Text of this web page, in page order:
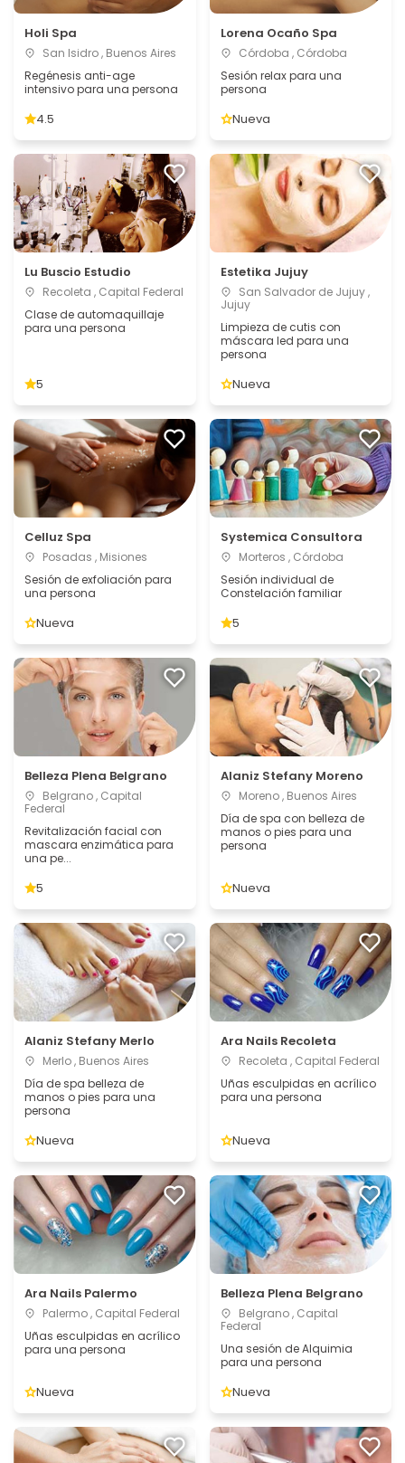
Holi Spa
San Isidro , Buenos Aires
Regénesis anti-age
intensivo para una persona
4.5
Lorena Ocaño Spa
Córdoba , Córdoba
Sesión relax para una
persona
Nueva
Lu Buscio Estudio
Recoleta , Capital Federal
Clase de automaquillaje
para una persona
5
Estetika Jujuy
San Salvador de Jujuy ,
Jujuy
Limpieza de cutis con
máscara led para una
persona
Nueva
Celluz Spa
Posadas , Misiones
Sesión de exfoliación para
una persona
Nueva
Systemica Consultora
Morteros , Córdoba
Sesión individual de
Constelación familiar
5
Belleza Plena Belgrano
Belgrano , Capital
Federal
Revitalización facial con
mascara enzimática para
una pe...
5
Alaniz Stefany Moreno
Moreno , Buenos Aires
Día de spa con belleza de
manos o pies para una
persona
Nueva
Alaniz Stefany Merlo
Merlo , Buenos Aires
Día de spa belleza de
manos o pies para una
persona
Nueva
Ara Nails Recoleta
Recoleta , Capital Federal
Uñas esculpidas en acrílico
para una persona
Nueva
Ara Nails Palermo
Palermo , Capital Federal
Uñas esculpidas en acrílico
para una persona
Nueva
Belleza Plena Belgrano
Belgrano , Capital
Federal
Una sesión de Alquimia
para una persona
Nueva